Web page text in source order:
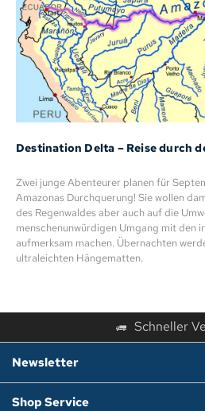
Destination Delta – Reise durch
Zwei junge Abenteurer planen für
Amazonas Durchquerung! Sie wollen
des Regenwaldes aber auch auf die
menschenunwürdigen Umgang mit den
aufmerksam machen. Übernachten
ultraleichten Hängematten.
Schneller
Newsletter
Shop Service